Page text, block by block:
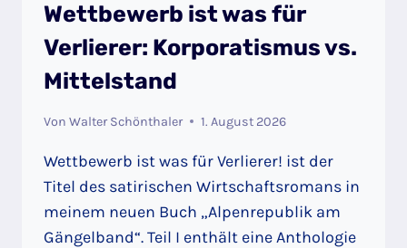
Wettbewerb ist was für
Verlierer: Korporatismus vs.
Mittelstand
Von Walter Schönthaler 1. August 2026
Wettbewerb ist was für Verlierer! ist der
Titel des satirischen Wirtschaftsromans in
meinem neuen Buch „Alpenrepublik am
Gängelband“. Teil I enthält eine Anthologie